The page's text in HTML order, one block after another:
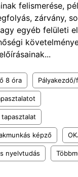
felismerése,
zárvány,
egyéb felületi
8 óra
képző
nyelvtudás